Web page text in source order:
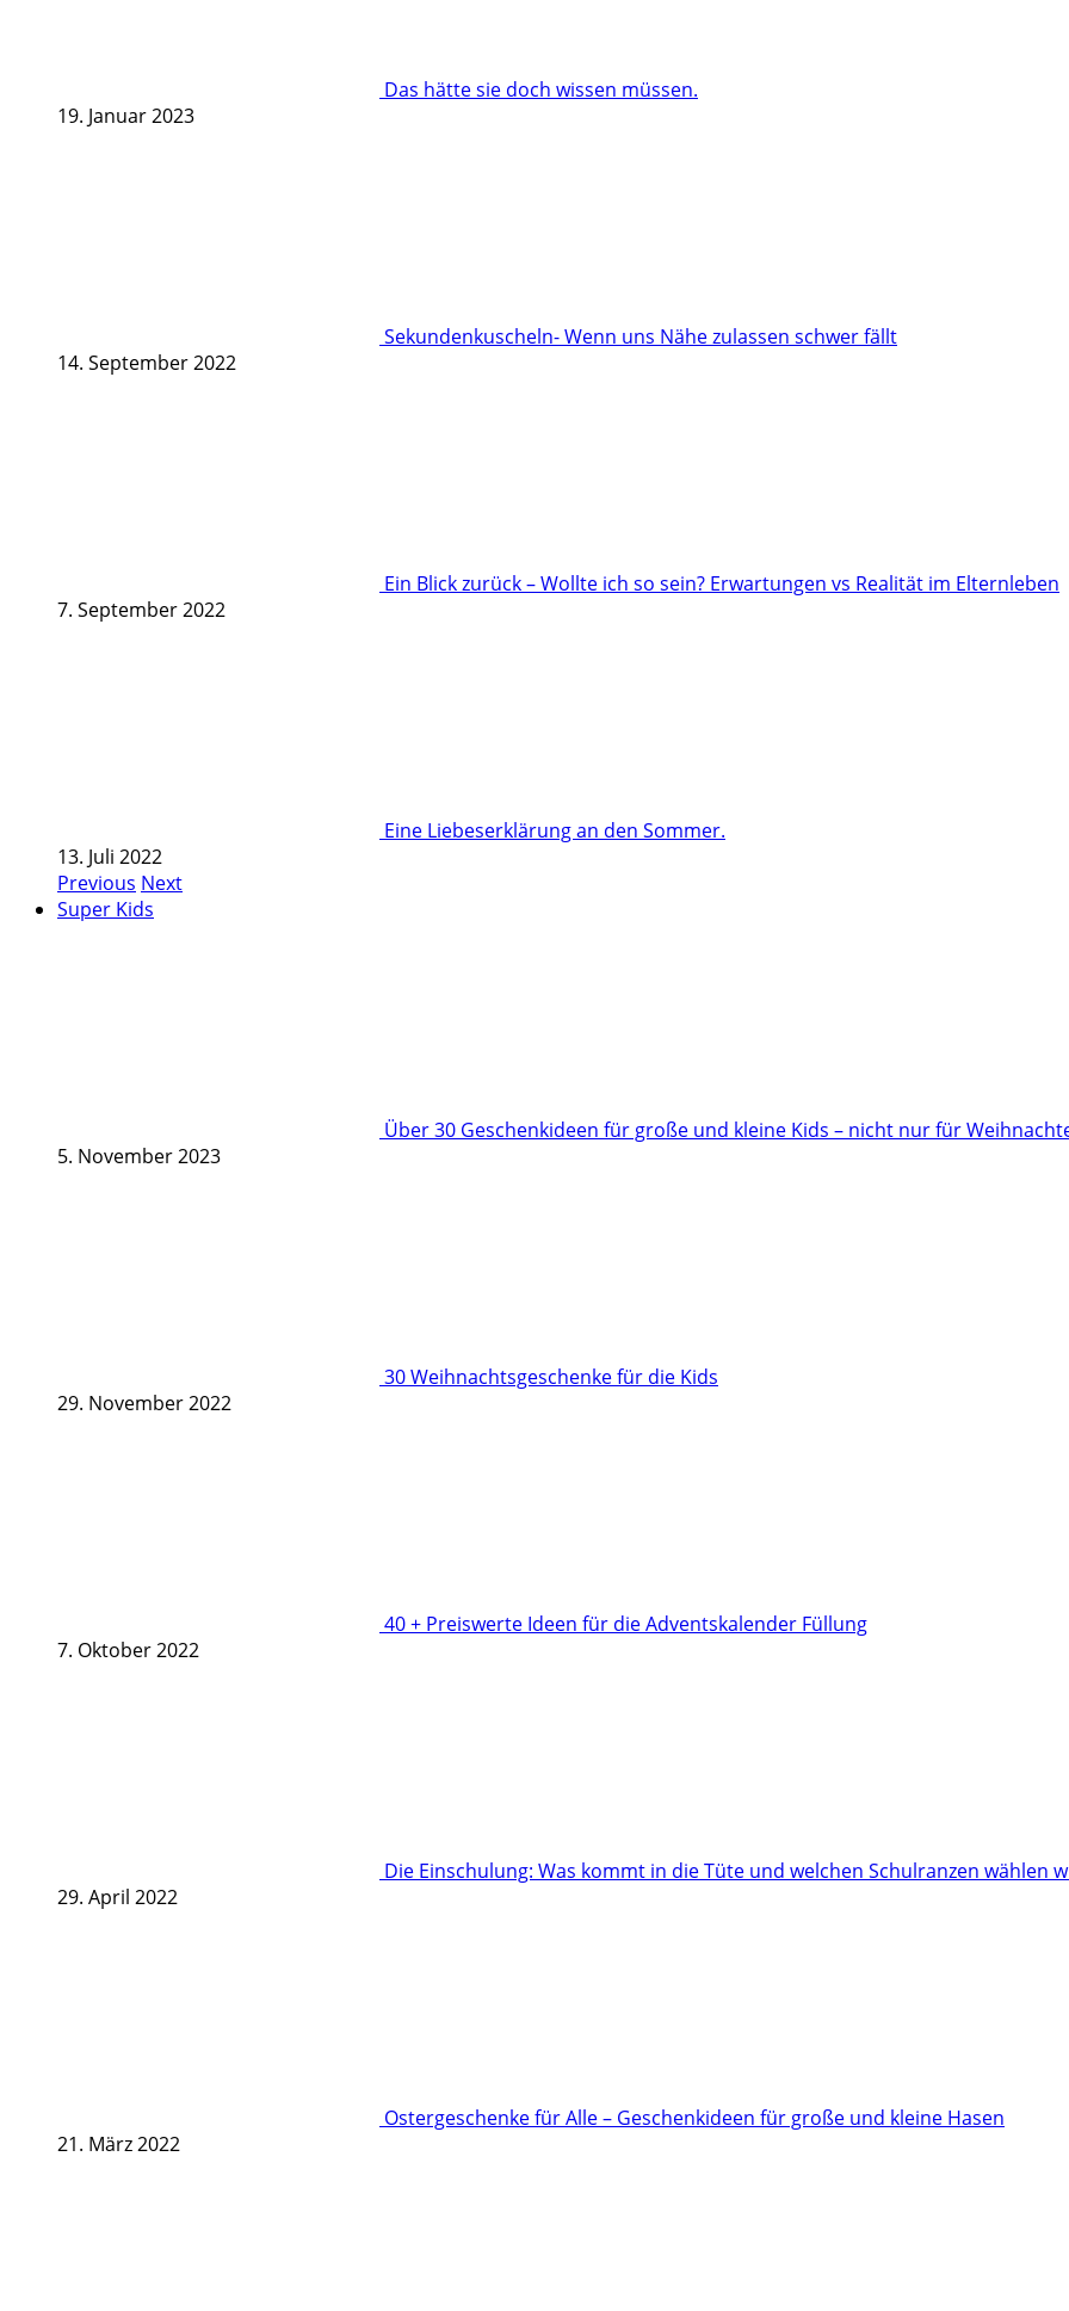
Das hätte sie doch wissen müssen.
19. Januar 2023
Sekundenkuscheln- Wenn uns Nähe zulassen schwer fällt
14. September 2022
Ein Blick zurück – Wollte ich so sein? Erwartungen vs Realität im Elternleben
7. September 2022
Eine Liebeserklärung an den Sommer.
13. Juli 2022
Previous Next
Super Kids
Über 30 Geschenkideen für große und kleine Kids – nicht nur für
5. November 2023
30 Weihnachtsgeschenke für die Kids
29. November 2022
40 + Preiswerte Ideen für die Adventskalender Füllung
7. Oktober 2022
Die Einschulung: Was kommt in die Tüte und welchen Schulranzen wählen
29. April 2022
Ostergeschenke für Alle – Geschenkideen für große und kleine Hasen
21. März 2022